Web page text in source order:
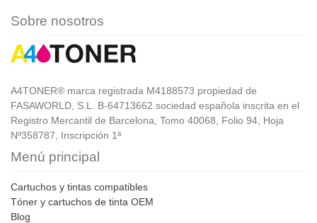
Sobre nosotros
A4TONER® marca registrada M4188573 propiedad de
FASAWORLD, S.L. B-64713662 sociedad española inscrita en el
Registro Mercantil de Barcelona, Tomo 40068, Folio 94, Hoja
Nº358787, Inscripción 1ª
Menú principal
Cartuchos y tintas compatibles
Tóner y cartuchos de tinta OEM
Blog